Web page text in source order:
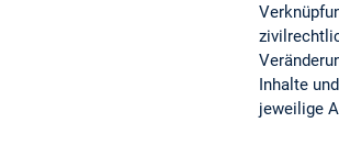
Inhalte
jeweilige